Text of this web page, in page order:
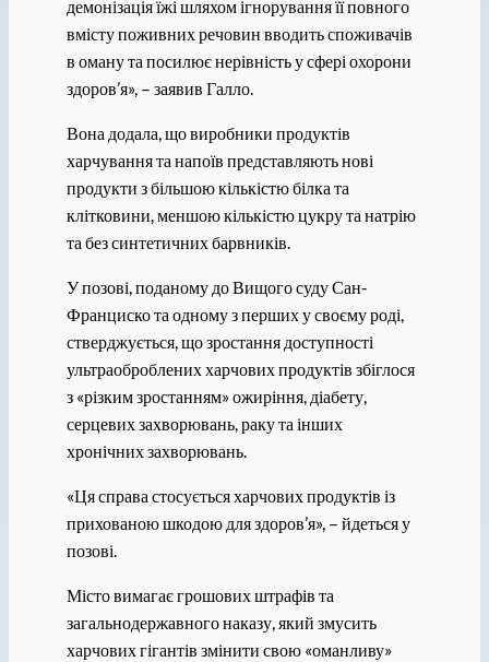
демонізація їжі шляхом ігнорування її повного
вмісту поживних речовин вводить споживачів
в оману та посилює нерівність у сфері охорони
здоров’я», – заявив Галло.
Вона додала, що виробники продуктів
харчування та напоїв представляють нові
продукти з більшою кількістю білка та
клітковини, меншою кількістю цукру та натрію
та без синтетичних барвників.
У позові, поданому до Вищого суду Сан-
Франциско та одному з перших у своєму роді,
стверджується, що зростання доступності
ультраоброблених харчових продуктів збіглося
з «різким зростанням» ожиріння, діабету,
серцевих захворювань, раку та інших
хронічних захворювань.
«Ця справа стосується харчових продуктів із
прихованою шкодою для здоров’я», – йдеться у
позові.
Місто вимагає грошових штрафів та
загальнодержавного наказу, який змусить
харчових гігантів змінити свою «оманливу»